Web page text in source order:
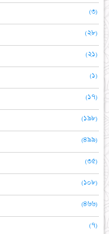
(৩)
(২৮)
(২১)
(১)
(১৭)
(১৯৮)
(৪৯৯)
(৩৫)
(১০৮)
(৪৬৬)
(৭)